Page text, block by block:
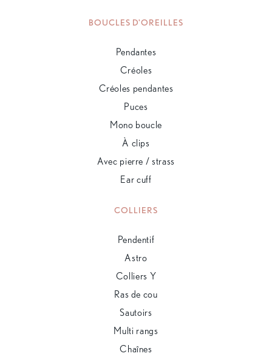
BOUCLES D'OREILLES
Pendantes
Créoles
Créoles pendantes
Puces
Mono boucle
À clips
Avec pierre / strass
Ear cuff
COLLIERS
Pendentif
Astro
Colliers Y
Ras de cou
Sautoirs
Multi rangs
Chaînes